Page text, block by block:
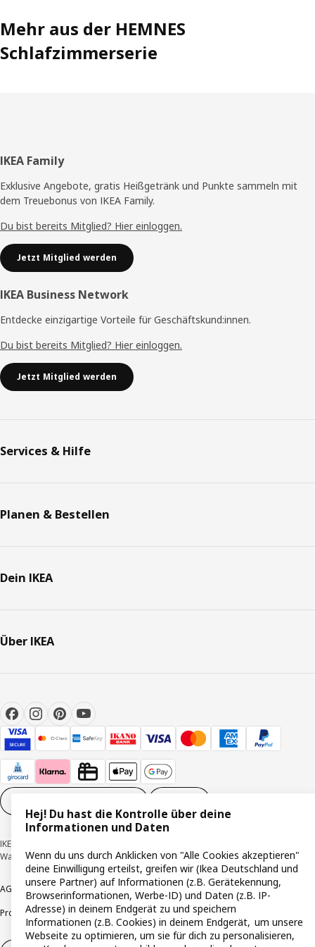
Mehr aus der HEMNES
Schlafzimmerserie
Fußzeile
IKEA Family
Exklusive Angebote, gratis Heißgetränk und Punkte sammeln mit
dem Treuebonus von IKEA Family.
Du bist bereits Mitglied? Hier einloggen.
Jetzt Mitglied werden
IKEA Business Network
Entdecke einzigartige Vorteile für Geschäftskund:innen.
Du bist bereits Mitglied? Hier einloggen.
Jetzt Mitglied werden
Services & Hilfe
Planen & Bestellen
Dein IKEA
Über IKEA
IKEA Deutschland GmbH & Co. KG - Am Wandersmann 2-4, 65719 Hofheim-
Wallau © Inter IKEA Systems B.V. 1999-2026
AGB BarrierefreiheitCookie-RichtlinieDatenschutzerklärungImpressum
Produktrückrufe Responsible DisclosureVertrauensstelle
Hej! Du hast die Kontrolle über deine
Informationen und Daten
Wenn du uns durch Anklicken von "Alle Cookies akzeptieren"
deine Einwilligung erteilst, greifen wir (Ikea Deutschland und
unsere Partner) auf Informationen (z.B. Gerätekennung,
Browserinformationen, Werbe-ID) und Daten (z.B. IP-
Adresse) in deinem Endgerät zu und speichern
Informationen (z.B. Cookies) in deinem Endgerät, um unsere
Webseite zu optimieren, um sie für dich zu personalisieren,